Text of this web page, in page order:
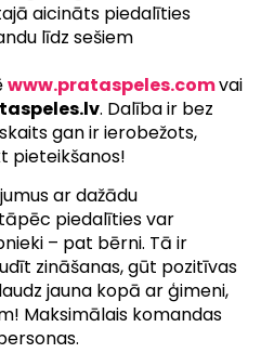
aicināts piedalīties
līdz sešiem
www.prataspeles.comvai
. Dalība ir bez
gan ir ierobežots,
pieteikšanos!
ar dažādu
piedalīties var
– pat bērni. Tā ir
zināšanas, gūt pozitīvas
jauna kopā ar ģimeni,
Maksimālais komandas